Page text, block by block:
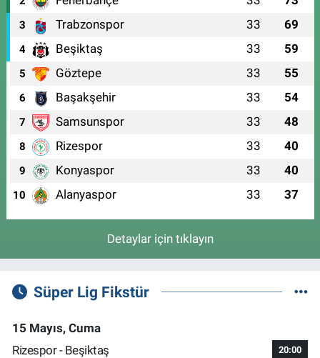
3 Trabzonspor 33 69
4 Beşiktaş 33 59
5 Göztepe 33 55
6 Başakşehir 33 54
7 Samsunspor 33 48
8 Rizespor 33 40
9 Konyaspor 33 40
10 Alanyaspor 33 37
Detaylar için tıklayın
Süper Lig Fikstür
15 Mayıs, Cuma
Rizespor - Beşiktaş
20:00